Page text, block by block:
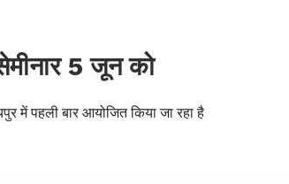
5 जून को
में पहली बार आयोजित किया जा रहा है